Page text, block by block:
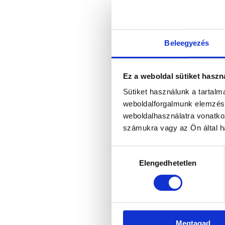
Beleegyezés
Ez a weboldal sütiket
Sütiket használunk a
weboldalforgalmunk
weboldalhasználatra
számukra vagy az Ön által
kiválasztásaElengedhetetlen
Megtagad